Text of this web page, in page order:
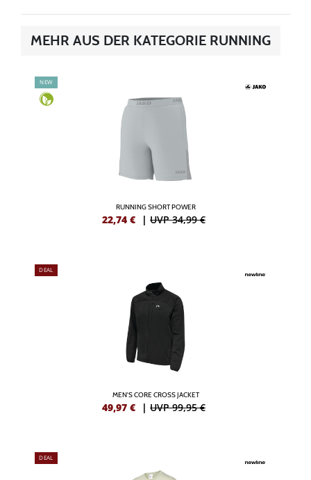
MEHR AUS DER KATEGORIE RUNNING
NEW
RUNNING SHORT POWER
22,74 € | UVP 34,99 €
DEAL
MEN'S CORE CROSS JACKET
49,97 € | UVP 99,95 €
DEAL